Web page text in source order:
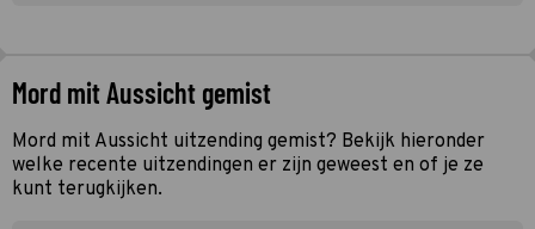
Mord mit Aussicht gemist
Mord mit Aussicht uitzending gemist? Bekijk hieronder
welke recente uitzendingen er zijn geweest en of je ze
kunt terugkijken.